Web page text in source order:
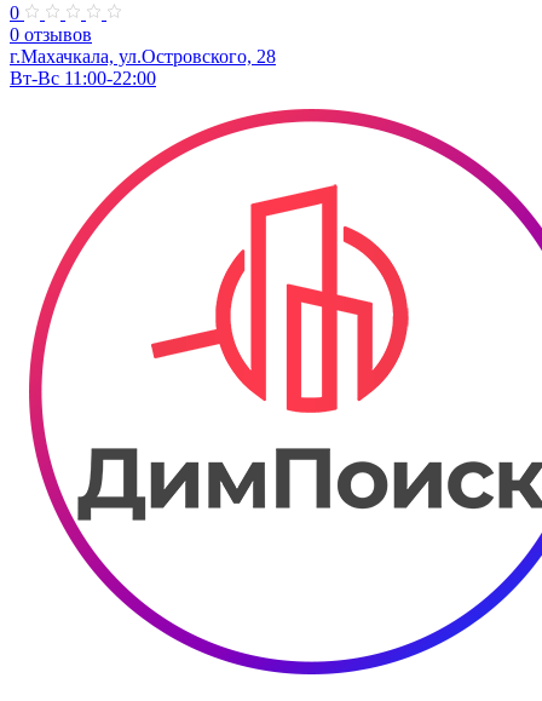
0
0 отзывов
г.Махачкала, ул.Островского, 28
Вт-Вс 11:00-22:00